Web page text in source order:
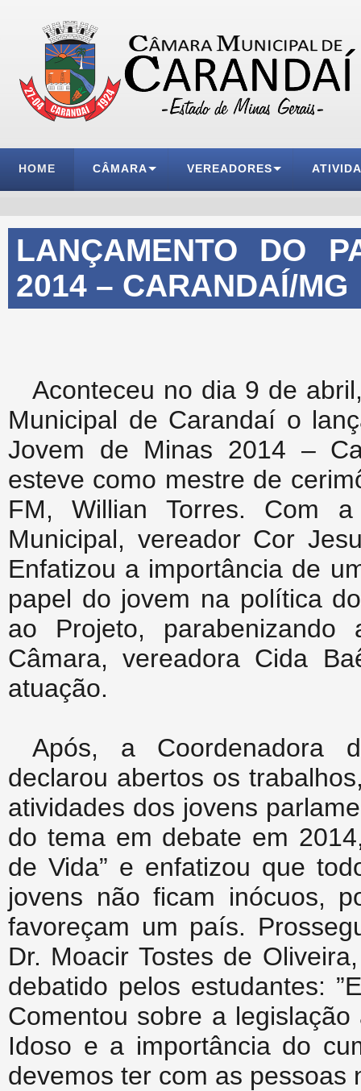
HOME CÂMARA VEREADORES
LANÇAMENTO DO
2014 – CARANDAÍ/MG
Aconteceu no dia 9 de
Municipal de Carandaí o
Jovem de Minas 2014 –
esteve como mestre de
FM, Willian Torres. Com
Municipal, vereador Cor
Enfatizou a importância de
papel do jovem na política
ao Projeto,
Câmara, vereadora Cida
atuação.
Após, a Coordenadora
declarou abertos os
atividades dos jovens
do tema em debate em
de Vida” e enfatizou que
jovens não ficam inócuos,
favoreçam um país.
Dr. Moacir Tostes de
debatido pelos estudantes:
Comentou sobre a
Idoso e a importância do
devemos ter com as pessoas